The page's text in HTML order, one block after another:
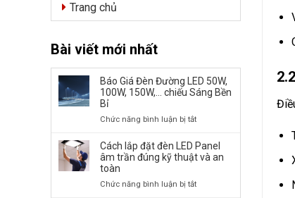
Trang chủ
Bài viết mới nhất
Báo Giá Đèn Đường LED 50W,
100W, 150W,… chiếu Sáng Bền
Bỉ
Chức năng bình luận bị tắtở
Giá
Đèn
Cách lắp đặt đèn LED Panel
âm trần đúng kỹ thuật và an
toàn
Chức năng bình luận bị tắtở